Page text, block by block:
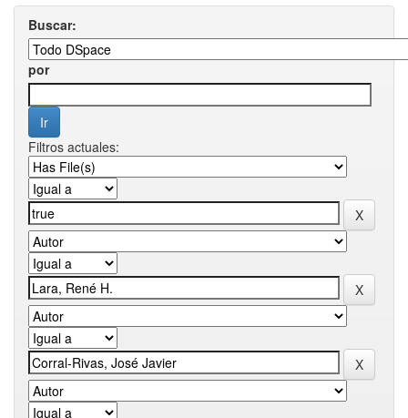
Buscar:
por
Filtros actuales: